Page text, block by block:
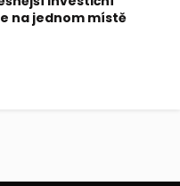
na jednom místě